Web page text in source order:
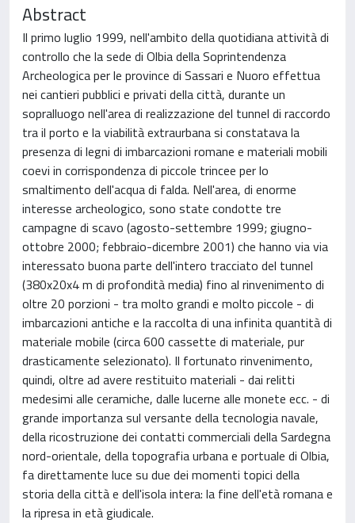
Abstract
Il primo luglio 1999, nell'ambito della quotidiana attività di
controllo che la sede di Olbia della Soprintendenza
Archeologica per le province di Sassari e Nuoro effettua
nei cantieri pubblici e privati della città, durante un
sopralluogo nell'area di realizzazione del tunnel di raccordo
tra il porto e la viabilità extraurbana si constatava la
presenza di legni di imbarcazioni romane e materiali mobili
coevi in corrispondenza di piccole trincee per lo
smaltimento dell'acqua di falda. Nell'area, di enorme
interesse archeologico, sono state condotte tre
campagne di scavo (agosto-settembre 1999; giugno-
ottobre 2000; febbraio-dicembre 2001) che hanno via via
interessato buona parte dell'intero tracciato del tunnel
(380x20x4 m di profondità media) fino al rinvenimento di
oltre 20 porzioni - tra molto grandi e molto piccole - di
imbarcazioni antiche e la raccolta di una infinita quantità di
materiale mobile (circa 600 cassette di materiale, pur
drasticamente selezionato). Il fortunato rinvenimento,
quindi, oltre ad avere restituito materiali - dai relitti
medesimi alle ceramiche, dalle lucerne alle monete ecc. - di
grande importanza sul versante della tecnologia navale,
della ricostruzione dei contatti commerciali della Sardegna
nord-orientale, della topografia urbana e portuale di Olbia,
fa direttamente luce su due dei momenti topici della
storia della città e dell'isola intera: la fine dell'età romana e
la ripresa in età giudicale.